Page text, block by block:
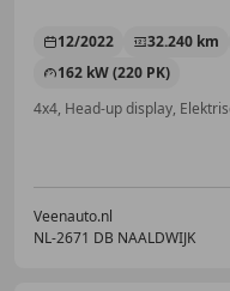
12/2022 32.240 km
162 kW (220 PK)
Veenauto.nl
NL-2671 DB NAALDWIJK